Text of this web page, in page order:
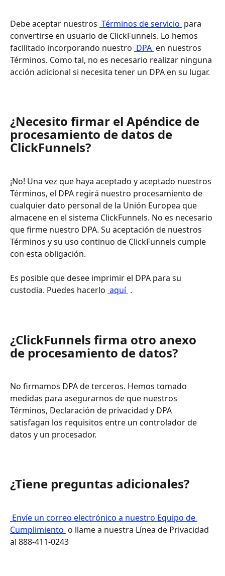
Debe aceptar nuestros Términos de servicio para
convertirse en usuario de ClickFunnels. Lo hemos
facilitado incorporando nuestro DPA en nuestros
Términos. Como tal, no es necesario realizar ninguna
acción adicional si necesita tener un DPA en su lugar.
¿Necesito firmar el Apéndice de
procesamiento de datos de
ClickFunnels?
¡No! Una vez que haya aceptado y aceptado nuestros
Términos, el DPA regirá nuestro procesamiento de
cualquier dato personal de la Unión Europea que
almacene en el sistema ClickFunnels. No es necesario
que firme nuestro DPA. Su aceptación de nuestros
Términos y su uso continuo de ClickFunnels cumple
con esta obligación.
Es posible que desee imprimir el DPA para su
custodia. Puedes hacerlo aquí .
¿ClickFunnels firma otro anexo
de procesamiento de datos?
No firmamos DPA de terceros. Hemos tomado
medidas para asegurarnos de que nuestros
Términos, Declaración de privacidad y DPA
satisfagan los requisitos entre un controlador de
datos y un procesador.
¿Tiene preguntas adicionales?
Cumplimiento o llame a nuestra Línea de Privacidad
al 888-411-0243